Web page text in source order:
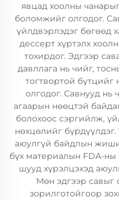
явцад хоолны
боломжийг олгодог.
үйлдвэрлэдэг бөгөөд
дессерт хүртэлх
тохирдог. Эдгээр
давллага нь чийг,
тогтвортой
олгодог. Савнууд нь
агаарын нөөцтэй
болохоос сэргийлж,
нөхцөлийг
аюулгүй байдлын
бүх материалын FDA-ны
шууд хүрэлцэхэд
Мөн эдгээр савыг
зорилготойгоор